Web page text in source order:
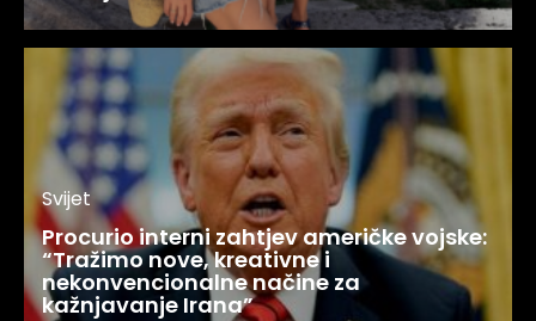
Svijet
Procurio interni zahtjev američke vojske:
“Tražimo nove, kreativne i
nekonvencionalne načine za
kažnjavanje Irana”